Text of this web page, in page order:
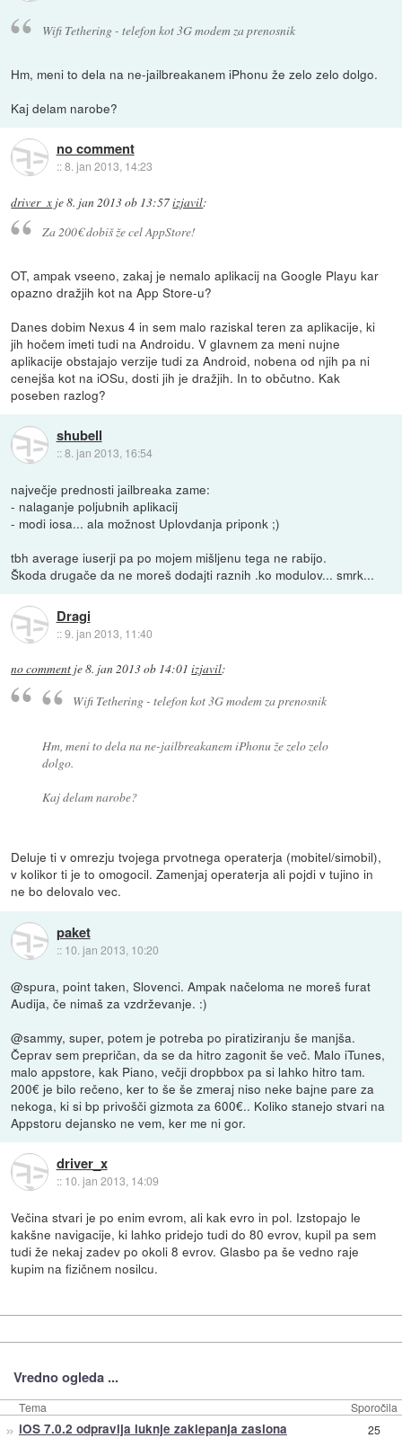
Wifi Tethering - telefon kot 3G modem za prenosnik
Hm, meni to dela na ne-jailbreakanem iPhonu že zelo zelo dolgo.
Kaj delam narobe?
no comment
::8. jan 2013, 14:23
driver_x je8. jan 2013 ob 13:57izjavil:
Za 200€ dobiš že cel AppStore!
OT, ampak vseeno, zakaj je nemalo aplikacij na Google Playu kar
opazno dražjih kot na App Store-u?
Danes dobim Nexus 4 in sem malo raziskal teren za aplikacije, ki
jih hočem imeti tudi na Androidu. V glavnem za meni nujne
aplikacije obstajajo verzije tudi za Android, nobena od njih pa ni
cenejša kot na iOSu, dosti jih je dražjih. In to občutno. Kak
poseben razlog?
shubell
::8. jan 2013, 16:54
največje prednosti jailbreaka zame:
- nalaganje poljubnih aplikacij
- modi iosa... ala možnost Uplovdanja priponk ;)
tbh average iuserji pa po mojem mišljenu tega ne rabijo.
Škoda drugače da ne moreš dodajti raznih .ko modulov... smrk...
Dragi
::9. jan 2013, 11:40
no comment je8. jan 2013 ob 14:01 izjavil:
Wifi Tethering - telefon kot 3G modem za prenosnik
Hm, meni to dela na ne-jailbreakanem iPhonu že zelo zelo
dolgo.
Kaj delam narobe?
Deluje ti v omrezju tvojega prvotnega operaterja (mobitel/simobil),
v kolikor ti je to omogocil. Zamenjaj operaterja ali pojdi v tujino in
ne bo delovalo vec.
paket
:: 10. jan 2013, 10:20
@spura, point taken, Slovenci. Ampak načeloma ne moreš furat
Audija, če nimaš za vzdrževanje. :)
@sammy, super, potem je potreba po piratiziranju še manjša.
Čeprav sem prepričan, da se da hitro zagonit še več. Malo iTunes,
malo appstore, kak Piano, večji dropbbox pa si lahko hitro tam.
200€ je bilo rečeno, ker to še še zmeraj niso neke bajne pare za
nekoga, ki si bp privošči gizmota za 600€.. Koliko stanejo stvari na
Appstoru dejansko ne vem, ker me ni gor.
driver_x
:: 10. jan 2013, 14:09
Večina stvari je po enim evrom, ali kak evro in pol. Izstopajo le
kakšne navigacije, ki lahko pridejo tudi do 80 evrov, kupil pa sem
tudi že nekaj zadev po okoli 8 evrov. Glasbo pa še vedno raje
kupim na fizičnem nosilcu.
Vredno ogleda ...
Tema Sporočila
» iOS 7.0.2 odpravlja luknje zaklepanja zaslona 25